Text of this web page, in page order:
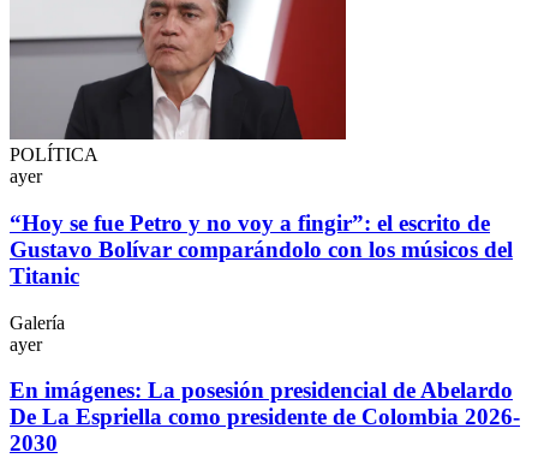
POLÍTICA
ayer
“Hoy se fue Petro y no voy a fingir”: el escrito de
Gustavo Bolívar comparándolo con los músicos del
Titanic
Galería
ayer
En imágenes: La posesión presidencial de Abelardo
De La Espriella como presidente de Colombia 2026-
2030